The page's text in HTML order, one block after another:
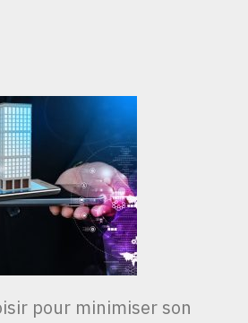
pour minimiser son